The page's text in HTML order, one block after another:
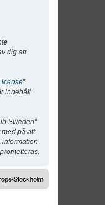
dig att
”
innehåll
Sweden”
på att
information
Stockholm